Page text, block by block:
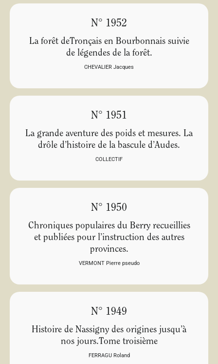
N° 1952
La forêt deTronçais en Bourbonnais suivie
de légendes de la forêt.
CHEVALIER Jacques
N° 1951
La grande aventure des poids et mesures. La
drôle d’histoire de la bascule d’Audes.
COLLECTIF
N° 1950
Chroniques populaires du Berry recueillies
et publiées pour l’instruction des autres
provinces.
VERMONT Pierre pseudo
N° 1949
Histoire de Nassigny des origines jusqu’à
nos jours.Tome troisième
FERRAGU Roland